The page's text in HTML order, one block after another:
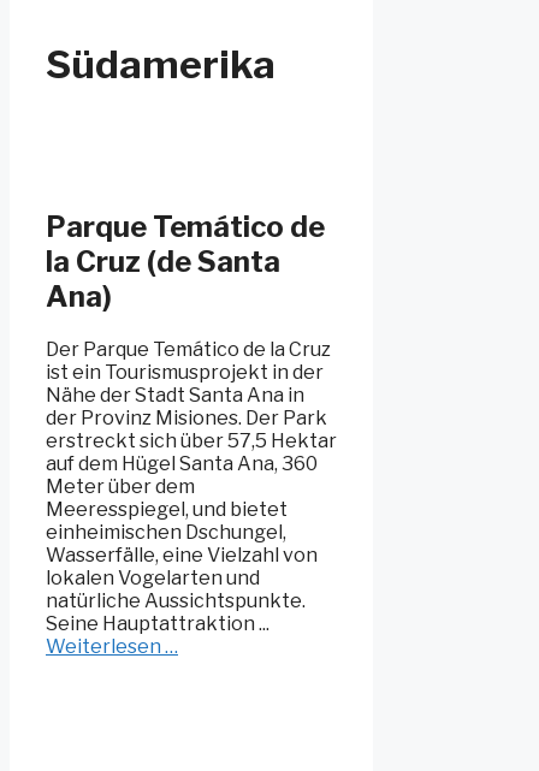
Südamerika
Parque Temático de
la Cruz (de Santa
Ana)
Der Parque Temático de la Cruz
ist ein Tourismusprojekt in der
Nähe der Stadt Santa Ana in
der Provinz Misiones. Der Park
erstreckt sich über 57,5 Hektar
auf dem Hügel Santa Ana, 360
Meter über dem
Meeresspiegel, und bietet
einheimischen Dschungel,
Wasserfälle, eine Vielzahl von
lokalen Vogelarten und
natürliche Aussichtspunkte.
Seine Hauptattraktion ...
Weiterlesen …